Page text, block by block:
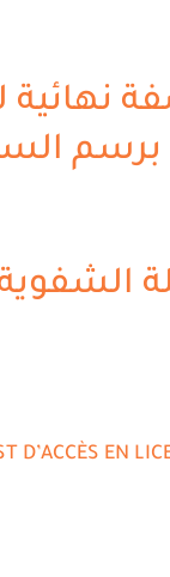
برسم
D’ACCÈS EN